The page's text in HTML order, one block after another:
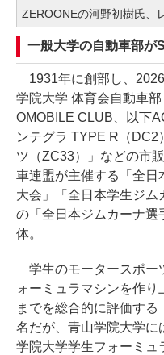
ZEROONEの河野初樹氏、
一般大学の自動車部が
1931年に創部し、
学院大学 体育会自動車
OMOBILE CLUB、以下
ンテグラ TYPE R（DC2
ツ（ZC33）」などの市
車連盟が主催する「全日
大会」「全日本学生ジ
の「全日本ジムカーナ選
体。
学生のモータースポー
ォーミュラマシンを作
までを総合的に評価す
名だが、青山学院大学に
学院大学学生フォーミュ